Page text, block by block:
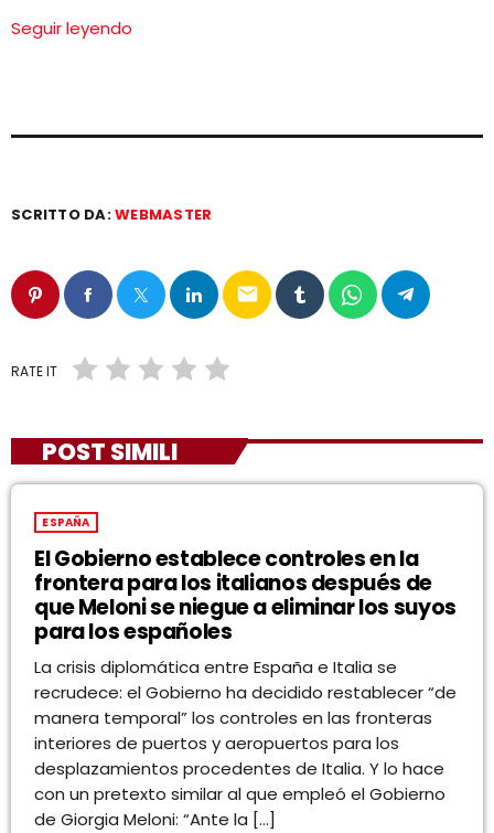
Seguir leyendo
SCRITTO DA:WEBMASTER
email
RATE IT
POST SIMILI
ESPAÑA
El Gobierno establece controles en la
frontera para los italianos después de
que Meloni se niegue a eliminar los suyos
para los españoles
La crisis diplomática entre España e Italia se
recrudece: el Gobierno ha decidido restablecer “de
manera temporal” los controles en las fronteras
interiores de puertos y aeropuertos para los
desplazamientos procedentes de Italia. Y lo hace
con un pretexto similar al que empleó el Gobierno
de Giorgia Meloni: “Ante la […]